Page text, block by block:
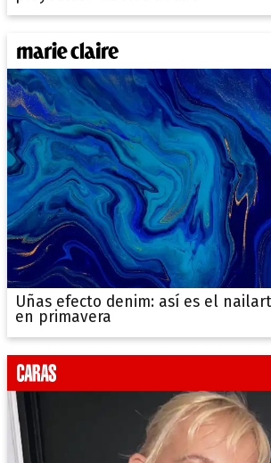
Uñas efecto denim: así es el
en primavera